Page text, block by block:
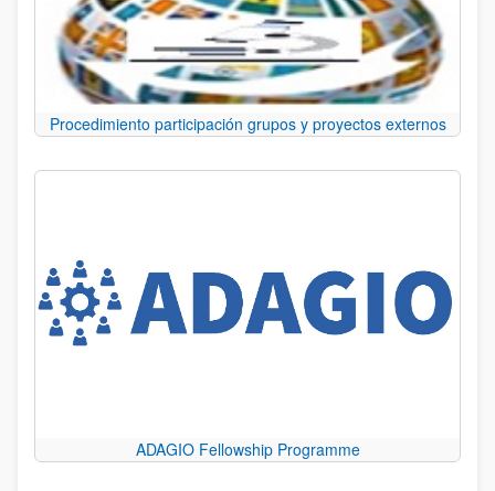
Procedimiento participación grupos y proyectos externos
ADAGIO Fellowship Programme